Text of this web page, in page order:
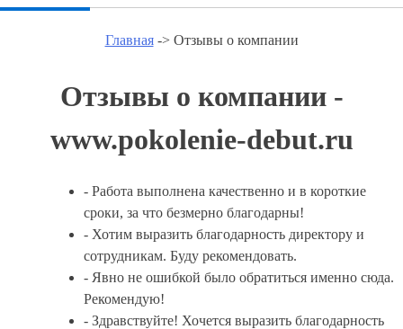
Главная-> Отзывы о компании
Отзывы о компании -
www.pokolenie-debut.ru
- Работа выполнена качественно и в короткие
сроки, за что безмерно благодарны!
- Хотим выразить благодарность директору и
сотрудникам. Буду рекомендовать.
- Явно не ошибкой было обратиться именно сюда.
Рекомендую!
- Здравствуйте! Хочется выразить благодарность